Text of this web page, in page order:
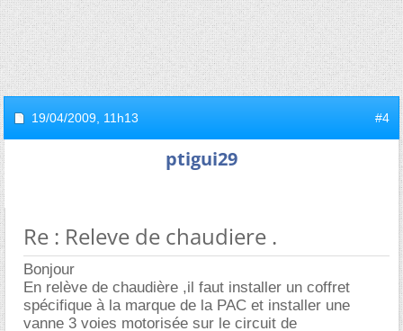
19/04/2009, 11h13 #4
ptigui29
Re : Releve de chaudiere .
Bonjour
En relève de chaudière ,il faut installer un coffret
spécifique à la marque de la PAC et installer une
vanne 3 voies motorisée sur le circuit de